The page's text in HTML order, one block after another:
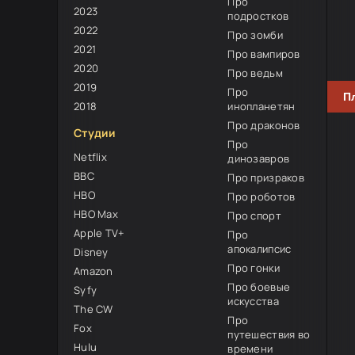
2023
2022
2021
2020
2019
2018
Студии
Netflix
BBC
HBO
HBO Max
Apple TV+
Disney
Amazon
Syfy
The CW
Fox
Hulu
подростков
Про зомби
Про вампиров
Про ведьм
Про
инопланетян
Про драконов
Про
динозавров
Про призраков
Про роботов
Про спорт
Про
апокалипсис
Про гонки
Про боевые
искусства
Про
путешествия во
времени